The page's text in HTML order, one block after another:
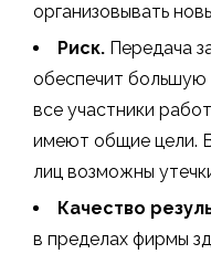
организовывать
Риск. Передача
обеспечит большую
все участники
имеют общие цели.
лиц возможны
Качество
в пределах фирмы